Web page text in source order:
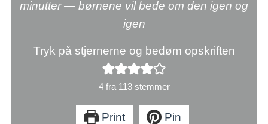
minutter — børnene vil bede om den igen og
igen
Tryk på stjernerne og bedøm opskriften
4fra 113stemmer
Print Pin